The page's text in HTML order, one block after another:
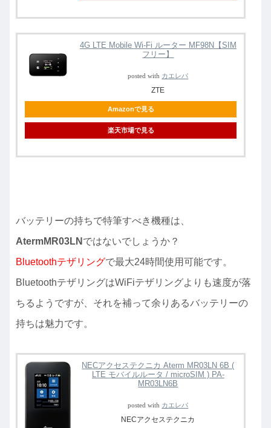
4G LTE Mobile Wi-Fi ルーター MF98N【SIM
フリー】
posted with カエレバ
ZTE
Amazonで見る
楽天市場で見る
バッテリーの持ちで特筆すべき機種は、
AtermMR03LN ではないでしょうか？
Bluetoothテザリングで最大24時間使用可能です。
BluetoothテザリングはWiFiテザリングよりも速度が落
ちるようですが、それを補って余りあるバッテリーの
持ちは魅力です。
NECアクセステクニカ Aterm MR03LN 6B (
LTE モバイルルータ / microSIM ) PA-
MR03LN6B
posted with カエレバ
NECアクセステクニカ